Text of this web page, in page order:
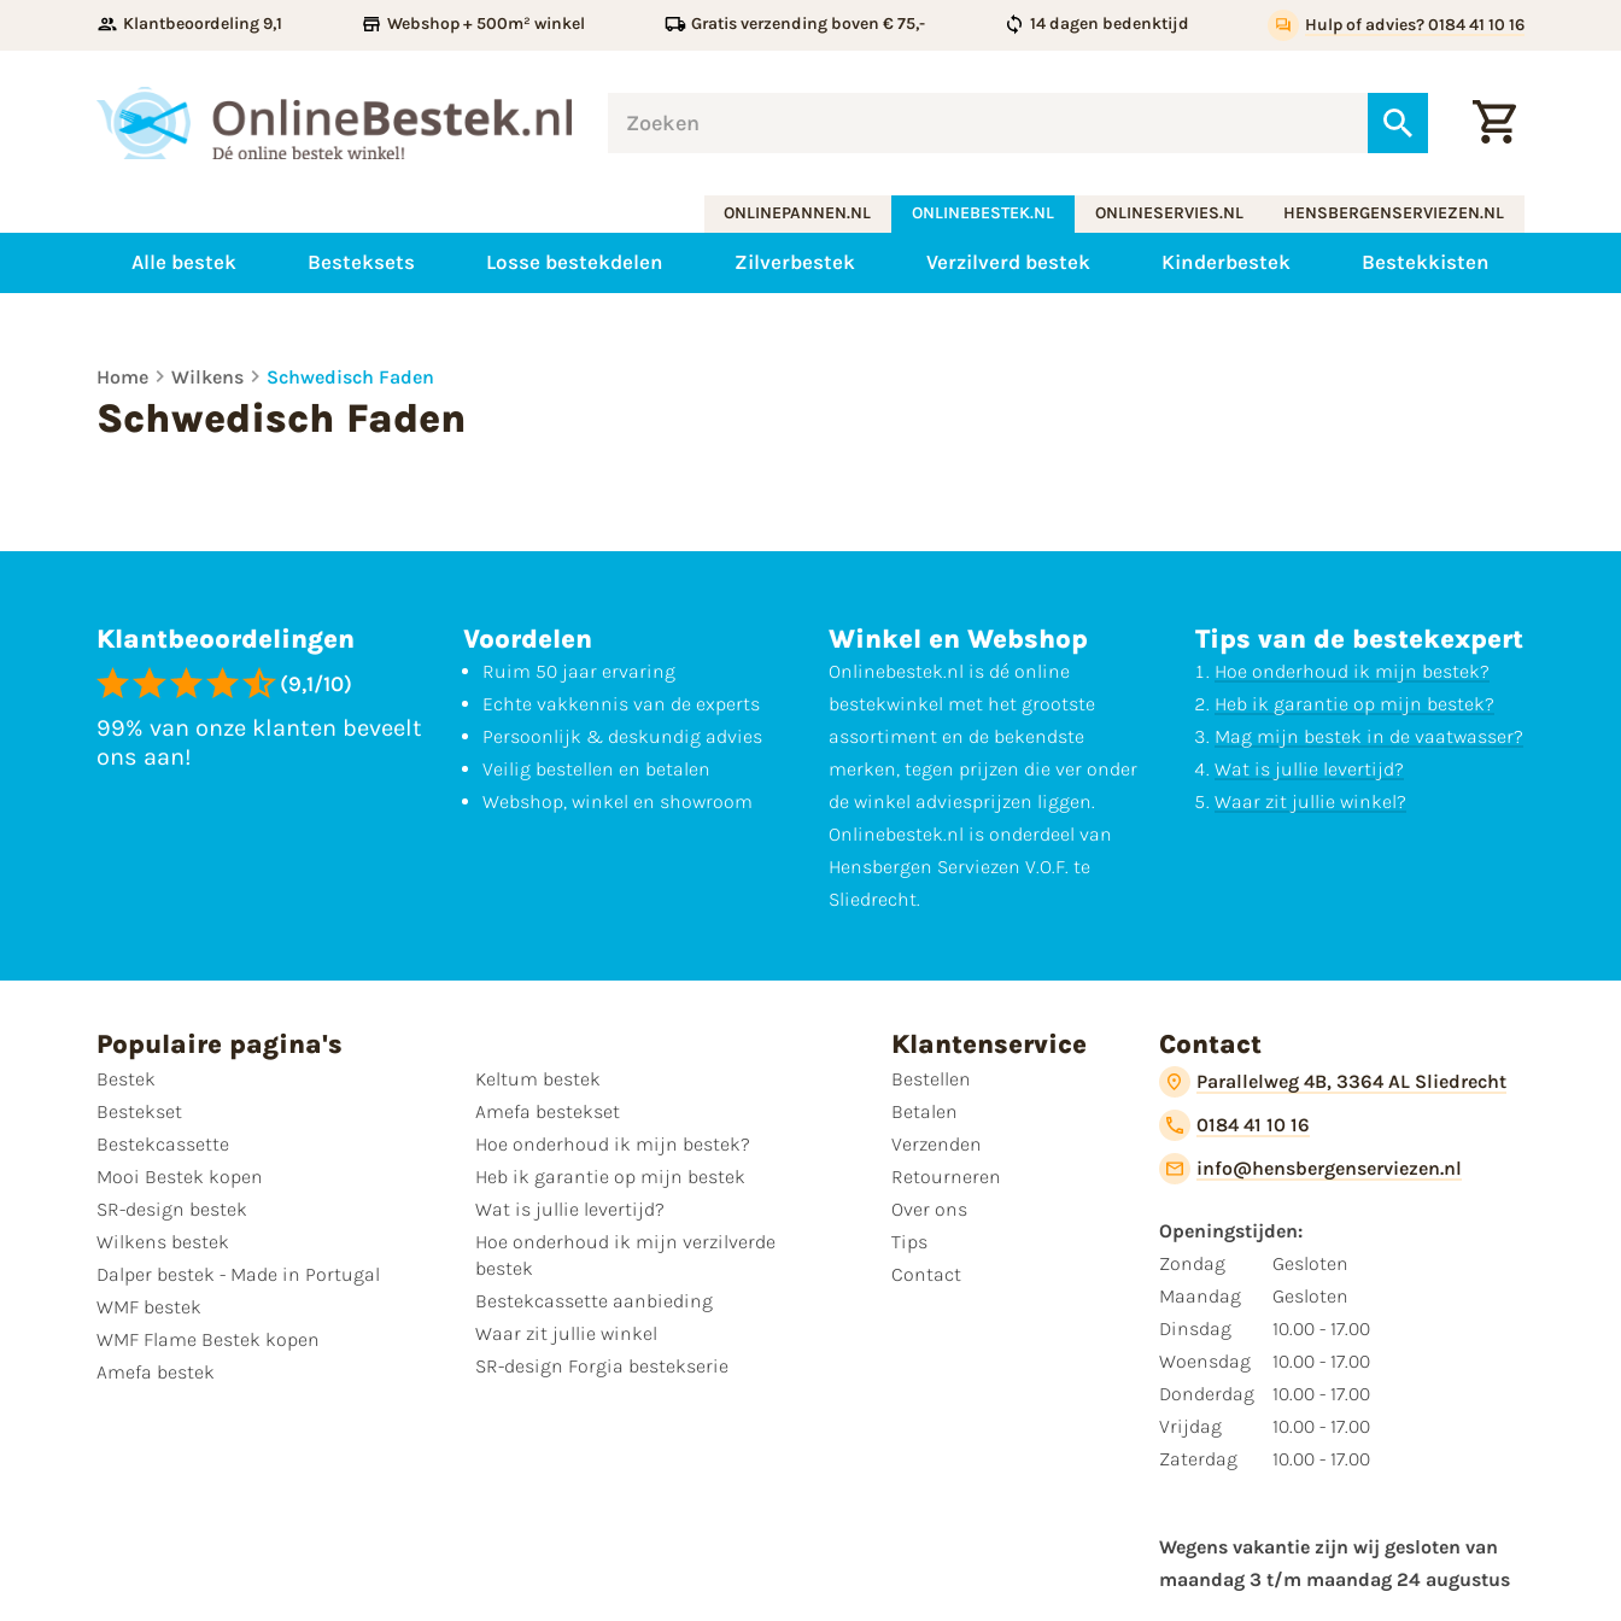
Klantbeoordeling 9,1 Webshop + 500m² winkel Gratis verzending boven € 75,- 14 dagen bedenktijd Hulp of advies? 0184 41 10 16
ONLINEPANNEN.NL ONLINEBESTEK.NL ONLINESERVIES.NL HENSBERGENSERVIEZEN.NL
Alle bestek Besteksets Losse bestekdelen Zilverbestek Verzilverd bestek Kinderbestek Bestekkisten
Home Wilkens Schwedisch Faden
Schwedisch Faden
Klantbeoordelingen
(9,1/10)
99% van onze klanten beveelt
ons aan!
Voordelen
Ruim 50 jaar ervaring
Echte vakkennis van de experts
Persoonlijk & deskundig advies
Veilig bestellen en betalen
Webshop, winkel en showroom
Winkel en Webshop
Onlinebestek.nl is dé online
bestekwinkel met het grootste
assortiment en de bekendste
merken, tegen prijzen die ver onder
de winkel adviesprijzen liggen.
Onlinebestek.nl is onderdeel van
Hensbergen Serviezen V.O.F. te
Sliedrecht.
Tips van de bestekexpert
Hoe onderhoud ik mijn bestek?
Heb ik garantie op mijn bestek?
Mag mijn bestek in de vaatwasser?
Wat is jullie levertijd?
Waar zit jullie winkel?
Populaire pagina's
Bestek
Bestekset
Bestekcassette
Mooi Bestek kopen
SR-design bestek
Wilkens bestek
Dalper bestek - Made in Portugal
WMF bestek
WMF Flame Bestek kopen
Amefa bestek
Keltum bestek
Amefa bestekset
Hoe onderhoud ik mijn bestek?
Heb ik garantie op mijn bestek
Wat is jullie levertijd?
Hoe onderhoud ik mijn verzilverde
bestek
Bestekcassette aanbieding
Waar zit jullie winkel
SR-design Forgia bestekserie
Klantenservice
Bestellen
Betalen
Verzenden
Retourneren
Over ons
Tips
Contact
Contact
Parallelweg 4B, 3364 AL Sliedrecht
0184 41 10 16
info@hensbergenserviezen.nl
Openingstijden:
Zondag
Maandag
Dinsdag
Woensdag
Donderdag
Vrijdag
Zaterdag
Gesloten
Gesloten
10.00 - 17.00
10.00 - 17.00
10.00 - 17.00
10.00 - 17.00
10.00 - 17.00
Wegens vakantie zijn wij gesloten van ​
maandag 3 t/m maandag 24 augustus